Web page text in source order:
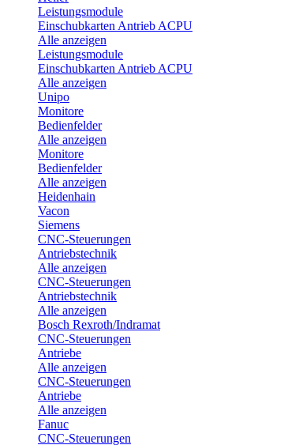
Leistungsmodule
Einschubkarten Antrieb ACPU
Alle anzeigen
Leistungsmodule
Einschubkarten Antrieb ACPU
Alle anzeigen
Unipo
Monitore
Bedienfelder
Alle anzeigen
Monitore
Bedienfelder
Alle anzeigen
Heidenhain
Vacon
Siemens
CNC-Steuerungen
Antriebstechnik
Alle anzeigen
CNC-Steuerungen
Antriebstechnik
Alle anzeigen
Bosch Rexroth/Indramat
CNC-Steuerungen
Antriebe
Alle anzeigen
CNC-Steuerungen
Antriebe
Alle anzeigen
Fanuc
CNC-Steuerungen